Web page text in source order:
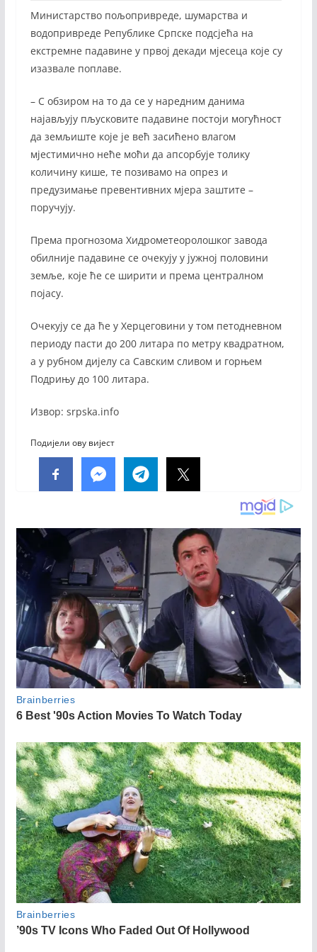
Министарство пољопривреде, шумарства и
водопривреде Републике Српске подсјећа на
екстремне падавине у првој декади мјесеца које су
изазвале поплаве.
– С обзиром на то да се у наредним данима
најављују пљусковите падавине постоји могућност
да земљиште које је већ засићено влагом
мјестимично неће моћи да апсорбује толику
количину кише, те позивамо на опрез и
предузимање превентивних мјера заштите –
поручују.
Према прогнозома Хидрометеоролошког завода
обилније падавине се очекују у јужној половини
земље, које ће се ширити и према централном
појасу.
Очекују се да ће у Херцеговини у том петодневном
периоду пасти до 200 литара по метру квадратном,
а у рубном дијелу са Савским сливом и горњем
Подрињу до 100 литара.
Извор: srpska.info
Подијели ову вијест